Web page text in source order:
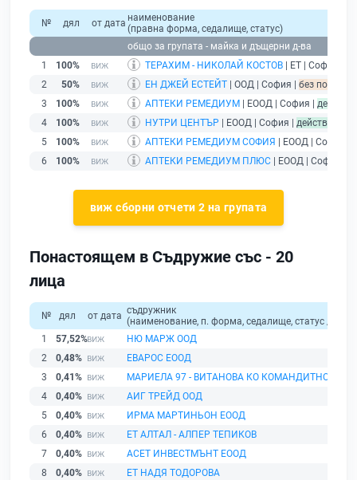
№ дял от дата наименование
(правна форма, седалище, статус)
общо за групата - майка и дъщерни д-ва
1
100% ТЕРАХИМ - НИКОЛАЙ КОСТОВ | ЕТ | София |
2
50% ЕН ДЖЕЙ ЕСТЕЙТ | ООД | София | без
3
100% АПТЕКИ РЕМЕДИУМ | ЕООД | София |
4
100% НУТРИ ЦЕНТЪР | ЕООД | София | действащ
5
100% АПТЕКИ РЕМЕДИУМ СОФИЯ | ЕООД | София |
6
100% АПТЕКИ РЕМЕДИУМ ПЛЮС | ЕООД | София |
виж сборни отчети 2 на групата
Понастоящем в Съдружие със - 20
лица
№ дял от дата съдружник
(наименование, п. форма, седалище, статус /
1
57,52%
НЮ МАРЖ ООД
2
0,48%
ЕВАРОС ЕООД
3
0,41%
МАРИЕЛА 97 - ВИТАНОВА КО КОМАНДИТНО
4
0,40%
АИГ ТРЕЙД ООД
5
0,40%
ИРМА МАРТИНЬОН ЕООД
6
0,40%
ЕТ АЛТАЛ - АЛПЕР ТЕПИКОВ
7
0,40%
АСЕТ ИНВЕСТМЪНТ ЕООД
8
0,40%
ЕТ НАДЯ ТОДОРОВА